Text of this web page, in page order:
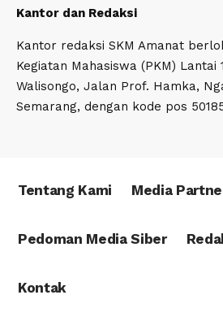
Kantor dan Redaksi
Kantor redaksi SKM Amanat
Kegiatan Mahasiswa (PKM) Lantai
Walisongo, Jalan Prof. Hamka,
Semarang, dengan kode pos
Tentang Kami Media
Pedoman Media Siber
Kontak